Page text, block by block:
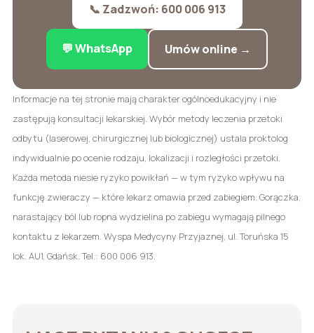
📞 Zadzwoń: 600 006 913
💬 WhatsApp Umów online →
Informacje na tej stronie mają charakter ogólnoedukacyjny i nie
zastępują konsultacji lekarskiej. Wybór metody leczenia przetoki
odbytu (laserowej, chirurgicznej lub biologicznej) ustala proktolog
indywidualnie po ocenie rodzaju, lokalizacji i rozległości przetoki.
Każda metoda niesie ryzyko powikłań — w tym ryzyko wpływu na
funkcję zwieraczy — które lekarz omawia przed zabiegiem. Gorączka,
narastający ból lub ropna wydzielina po zabiegu wymagają pilnego
kontaktu z lekarzem. Wyspa Medycyny Przyjaznej, ul. Toruńska 15
lok. AU1, Gdańsk. Tel.: 600 006 913.